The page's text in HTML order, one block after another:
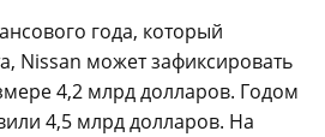
года, который
Nissan может зафиксировать
4,2 млрд долларов. Годом
4,5 млрд долларов. На